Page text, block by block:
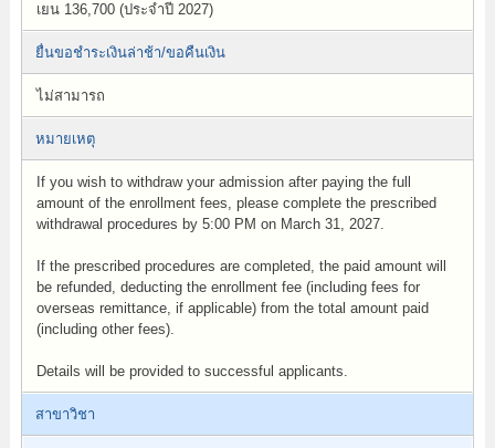
เยน 136,700 (ประจำปี 2027)
ยื่นขอชำระเงินล่าช้า/ขอคืนเงิน
ไม่สามารถ
หมายเหตุ
If you wish to withdraw your admission after paying the full
amount of the enrollment fees, please complete the prescribed
withdrawal procedures by 5:00 PM on March 31, 2027.
If the prescribed procedures are completed, the paid amount will
be refunded, deducting the enrollment fee (including fees for
overseas remittance, if applicable) from the total amount paid
(including other fees).
Details will be provided to successful applicants.
สาขาวิชา